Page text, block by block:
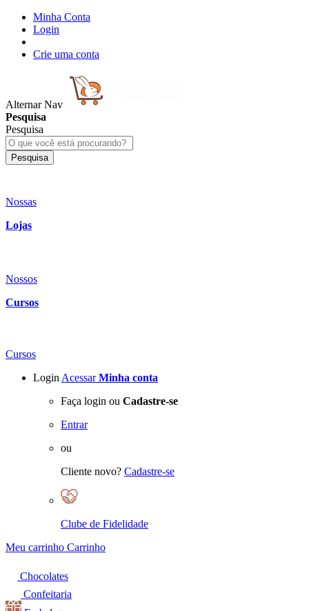
Minha Conta
Login
Crie uma conta
Alternar Nav
Pesquisa
Pesquisa
Pesquisa
Nossas
Lojas
Nossos
Cursos
Cursos
Login Acessar Minha conta
Faça login ou Cadastre-se
Entrar
ou
Cliente novo? Cadastre-se
Clube de Fidelidade
Meu carrinho Carrinho
Chocolates
Confeitaria